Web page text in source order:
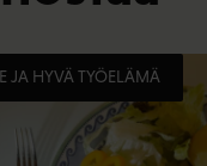
JA HYVÄ TYÖELÄMÄ